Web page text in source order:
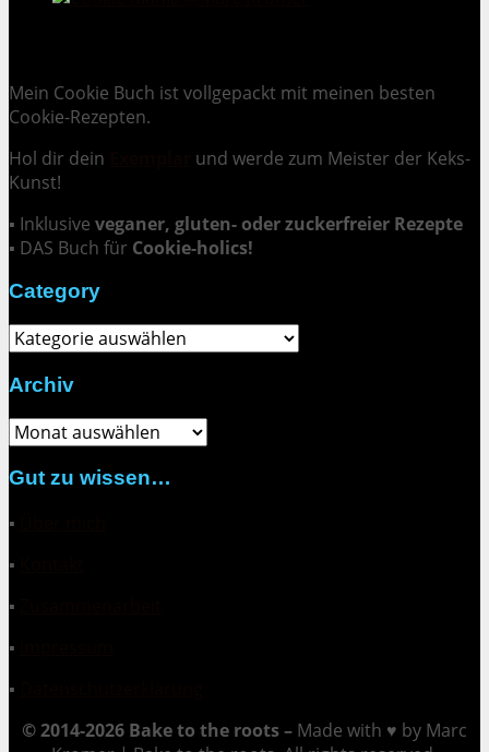
Mein Cookie Buch ist vollgepackt mit meinen besten
Cookie-Rezepten.
Hol dir dein
und werde zum Meister der Keks-
Kunst!
▪ Inklusive veganer, gluten- oder zuckerfreier Rezepte
▪ DAS Buch für Cookie-holics!
Category
Category
Archiv
Archiv
Gut zu wissen…
▪
▪
▪
▪
▪
© 2014-2026 Bake to the roots – Made with ♥ by Marc